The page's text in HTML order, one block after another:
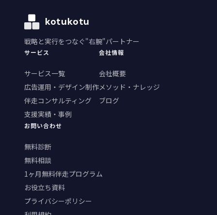
kotukotu
戦略と実行をつなぐ"右腕"パートナー
サービス
サービス一覧
広告運用・デザイン制作
伴走コンサルティング
支援実績・事例
会社情報
会社概要
メソッド・ナレッジ
ブログ
お問い合わせ
無料診断
無料相談
1ヶ月無料伴走プログラム
お役立ち資料
プライバシーポリシー